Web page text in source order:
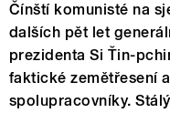
Čínští komunisté na
dalších pět let
prezidenta Si Ťin-
faktické zemětřesení
spolupracovníky.